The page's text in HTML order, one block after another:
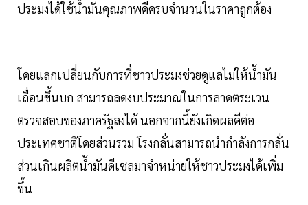
ประมงได้ใช้น้ำมันคุณภาพดีครบจำนวนในราคาถูกต้อง
โดยแลกเปลี่ยนกับการที่ชาวประมงช่วยดูแลไม่ให้น้ำมัน
เถื่อนขึ้นบก สามารถลดงบประมาณในการลาดตระเวน
ตรวจสอบของภาครัฐลงได้ นอกจากนี้ยังเกิดผลดีต่อ
ประเทศชาติโดยส่วนรวม โรงกลั่นสามารถนำกำลังการกลั่น
ส่วนเกินผลิตน้ำมันดีเซลมาจำหน่ายให้ชาวประมงได้เพิ่ม
ขึ้น